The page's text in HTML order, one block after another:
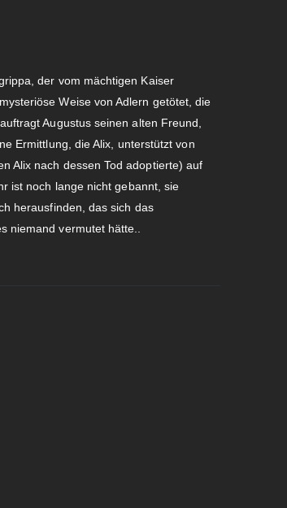
der vom mächtigen Kaiser
Weise von Adlern getötet, die
Augustus seinen alten Freund,
Ermittlung, die Alix, unterstützt von
Alix nach dessen Tod adoptierte) auf
ist noch lange nicht gebannt, sie
herausfinden, das sich das
niemand vermutet hätte..